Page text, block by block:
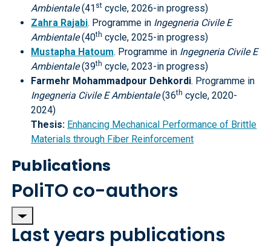
Ambientale(41 st cycle, 2026-in progress)
Zahra Rajabi. Programme in Ingegneria Civile E
Ambientale(40th cycle, 2025-in progress)
Mustapha Hatoum. Programme in Ingegneria Civile E
Ambientale(39th cycle, 2023-in progress)
Farmehr Mohammadpour Dehkordi. Programme in
Ingegneria Civile E Ambientale(36th cycle, 2020-
2024)
Thesis: Enhancing Mechanical Performance of Brittle
Materials through Fiber Reinforcement
Publications
PoliTO co-authors
Last years publications